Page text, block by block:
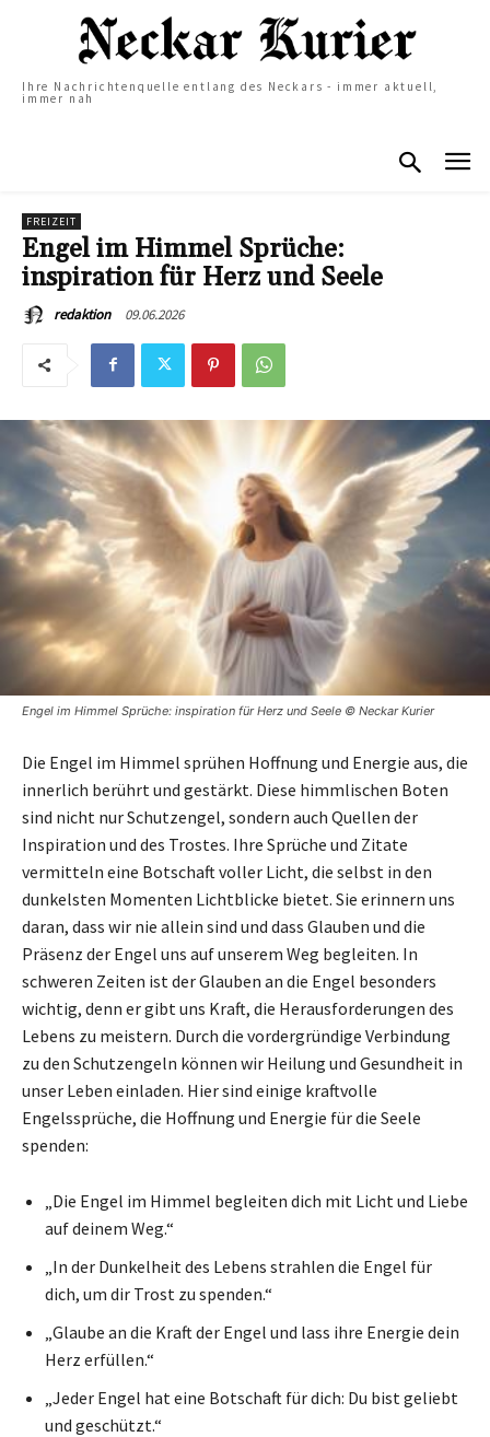
Ihre Nachrichtenquelle entlang des Neckars - immer aktuell,
immer nah
FREIZEIT
Engel im Himmel Sprüche:
inspiration für Herz und Seele
redaktion 09.06.2026
Engel im Himmel Sprüche: inspiration für Herz und Seele © Neckar Kurier
Die Engel im Himmel sprühen Hoffnung und Energie aus, die
innerlich berührt und gestärkt. Diese himmlischen Boten
sind nicht nur Schutzengel, sondern auch Quellen der
Inspiration und des Trostes. Ihre Sprüche und Zitate
vermitteln eine Botschaft voller Licht, die selbst in den
dunkelsten Momenten Lichtblicke bietet. Sie erinnern uns
daran, dass wir nie allein sind und dass Glauben und die
Präsenz der Engel uns auf unserem Weg begleiten. In
schweren Zeiten ist der Glauben an die Engel besonders
wichtig, denn er gibt uns Kraft, die Herausforderungen des
Lebens zu meistern. Durch die vordergründige Verbindung
zu den Schutzengeln können wir Heilung und Gesundheit in
unser Leben einladen. Hier sind einige kraftvolle
Engelssprüche, die Hoffnung und Energie für die Seele
spenden:
„Die Engel im Himmel begleiten dich mit Licht und Liebe
auf deinem Weg.“
„In der Dunkelheit des Lebens strahlen die Engel für
dich, um dir Trost zu spenden.“
„Glaube an die Kraft der Engel und lass ihre Energie dein
Herz erfüllen.“
„Jeder Engel hat eine Botschaft für dich: Du bist geliebt
und geschützt.“